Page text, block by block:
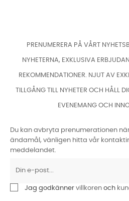
PRENUMERERA PÅ VÅRT
NYHETERNA, EXKLUSIVA
REKOMMENDATIONER. NJUT AV
TILLGÅNG TILL NYHETER OCH HÅLL
EVENEMANG OCH
Du kan avbryta prenumerationen
ändamål, vänligen hitta vår
meddelandet.
Jag godkänner villkoren och